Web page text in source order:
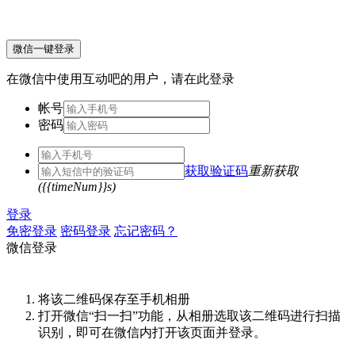
微信一键登录
在微信中使用互动吧的用户，请在此登录
帐号
密码
获取验证码重新获取
({{timeNum}}s)
登录
免密登录 密码登录 忘记密码？
微信登录
将该二维码保存至手机相册
打开微信“扫一扫”功能，从相册选取该二维码进行扫描
识别，即可在微信内打开该页面并登录。